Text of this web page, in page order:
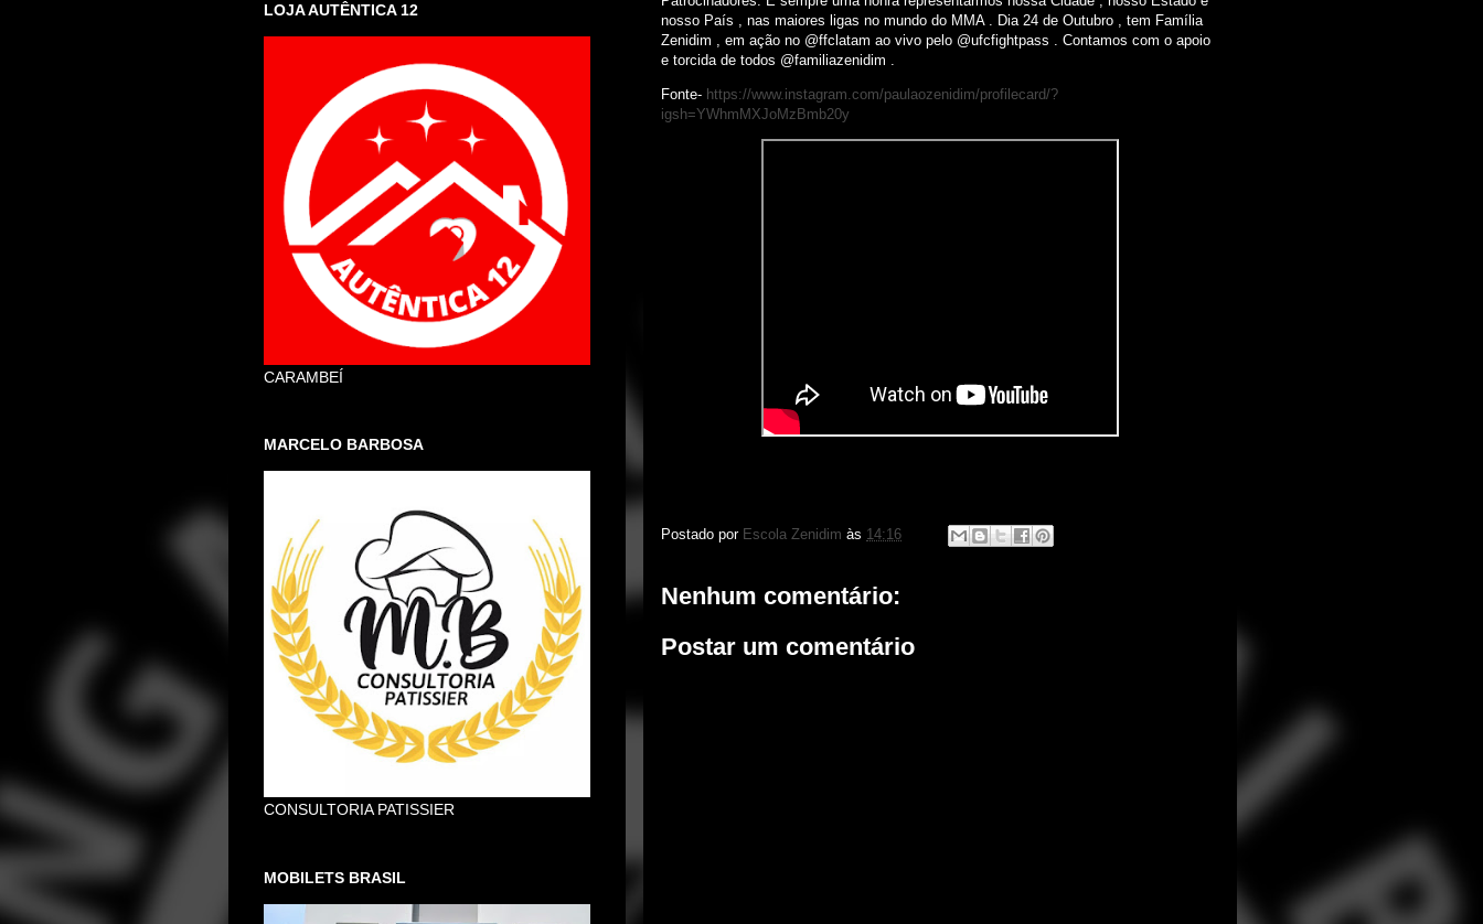
nosso País , nas maiores ligas no mundo do MMA . Dia 24 de Outubro , tem Família
Zenidim , em ação no @ffclatam ao vivo pelo @ufcfightpass . Contamos com o apoio
e torcida de todos @familiazenidim .
Fonte- https://www.instagram.com/paulaozenidim/profilecard/?
igsh=YWhmMXJoMzBmb20y
Postado por Escola Zenidim às 14:16
Nenhum comentário:
Postar um comentário
LOJA AUTÊNTICA 12
CARAMBEÍ
MARCELO BARBOSA
CONSULTORIA PATISSIER
MOBILETS BRASIL